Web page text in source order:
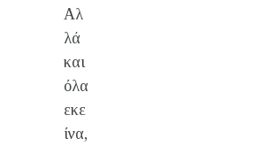
Αλ
λά
και
όλα
εκε
ίνα,